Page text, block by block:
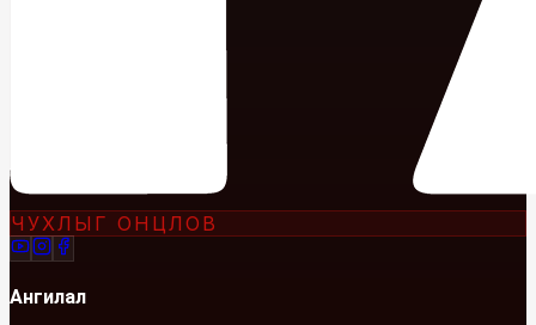
ЧУХЛЫГ ОНЦЛОВ
Ангилал